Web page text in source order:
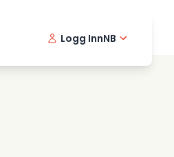
Logg InnNB